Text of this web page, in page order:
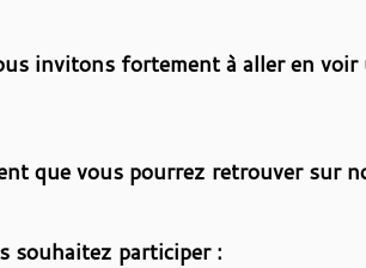
invitons fortement à aller en
que vous pourrez retrouver sur
souhaitez participer :